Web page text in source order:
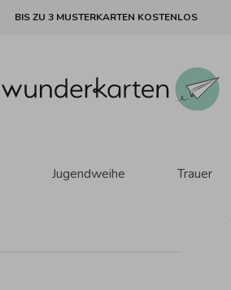
BIS ZU 3 MUSTERKARTEN KOSTENLOS
Jugendweihe Trauer